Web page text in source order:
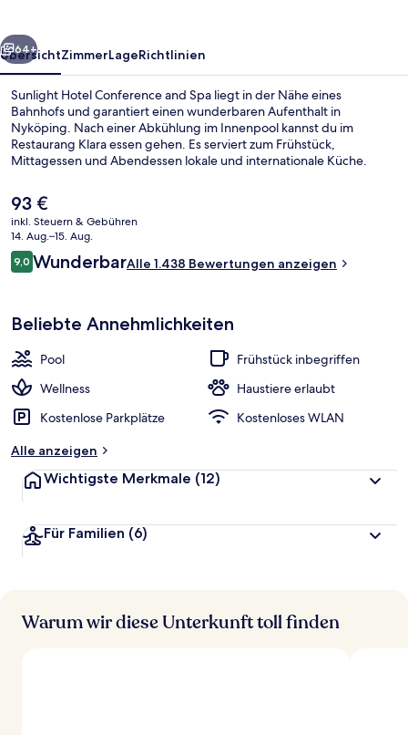
Weiter
64+
ÜbersichtZimmerLageRichtlinien
Sunlight Hotel Conference and Spa liegt in der Nähe eines
Bahnhofs und garantiert einen wunderbaren Aufenthalt in
Nyköping. Nach einer Abkühlung im Innenpool kannst du im
Restaurang Klara essen gehen. Es serviert zum Frühstück,
Mittagessen und Abendessen lokale und internationale Küche.
eine Terrasse. Andere Reisende haben viel Gutes über das
hilfsbereite Personal zu berichten.
Der
aktuelle
Preis
beträgt
93 €.
93 €
inkl. Steuern & Gebühren
14. Aug.–15. Aug.
Bewertungen
9,09,0 von 10.
WunderbarAlle 1.438 Bewertungen anzeigen
Beliebte Annehmlichkeiten
Pool
Frühstück inbegriffen
Wellness
Haustiere erlaubt
Kostenlose Parkplätze
Kostenloses WLAN
Alle anzeigen
Wichtigste Merkmale (12)
Für Familien (6)
Warum wir diese Unterkunft toll finden